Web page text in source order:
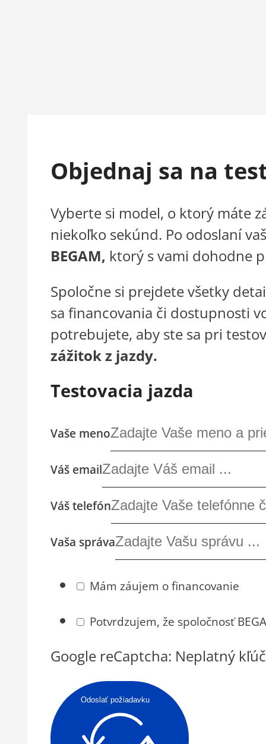
Objednaj sa na
Vyberte si model, o ktorý máte
niekoľko sekúnd. Po odoslaní
BEGAM, ktorý s vami dohodne
Spoločne si prejdete všetky
sa financovania či dostupnosti
potrebujete, aby ste sa pri
zážitok z jazdy.
Testovacia jazda
Vaše meno
Váš email
Váš telefón
Vaša správa
Mám záujem o financovanie
Potvrdzujem, že spoločnosť
Google reCaptcha: Neplatný
Odoslať požiadavku